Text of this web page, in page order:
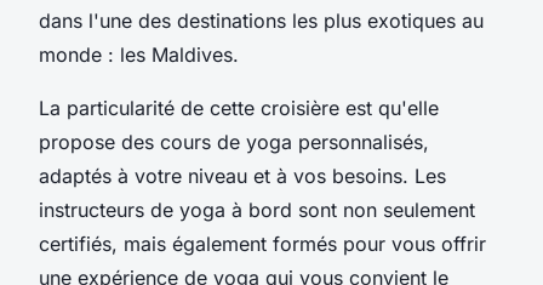
dans l'une des destinations les plus exotiques au
monde : les Maldives.
La particularité de cette croisière est qu'elle
propose des cours de yoga personnalisés,
adaptés à votre niveau et à vos besoins. Les
instructeurs de yoga à bord sont non seulement
certifiés, mais également formés pour vous offrir
une expérience de yoga qui vous convient le